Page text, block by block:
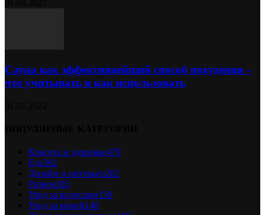
Сауна как эффективнейший способ похудения –
что учитывать и как использовать
Красота и здоровье479
Еда302
Дизайн и интерьер202
Разное185
Уход за волосами150
Уход за кожей148